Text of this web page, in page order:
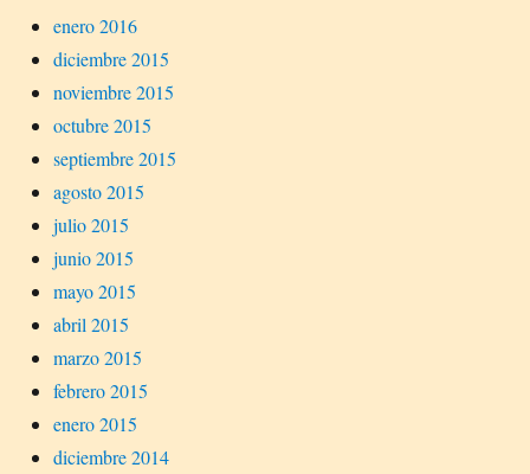
enero 2016
diciembre 2015
noviembre 2015
octubre 2015
septiembre 2015
agosto 2015
julio 2015
junio 2015
mayo 2015
abril 2015
marzo 2015
febrero 2015
enero 2015
diciembre 2014